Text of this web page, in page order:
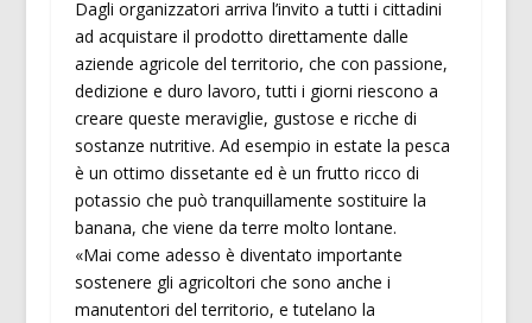
Dagli organizzatori arriva l’invito a tutti i cittadini
ad acquistare il prodotto direttamente dalle
aziende agricole del territorio, che con passione,
dedizione e duro lavoro, tutti i giorni riescono a
creare queste meraviglie, gustose e ricche di
sostanze nutritive. Ad esempio in estate la pesca
è un ottimo dissetante ed è un frutto ricco di
potassio che può tranquillamente sostituire la
banana, che viene da terre molto lontane.
«Mai come adesso è diventato importante
sostenere gli agricoltori che sono anche i
manutentori del territorio, e tutelano la